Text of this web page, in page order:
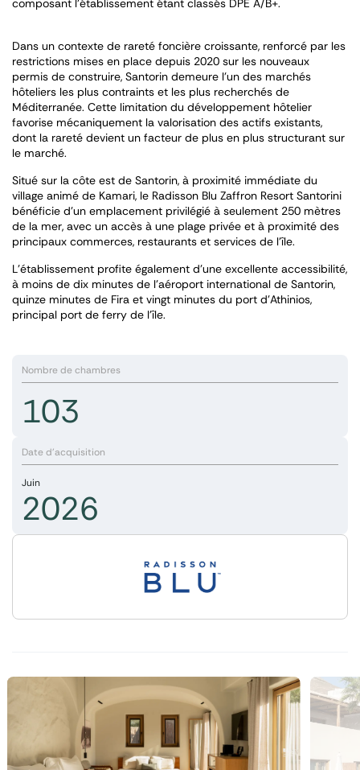
composant l’établissement étant classés DPE A/B+.
Dans un contexte de rareté foncière croissante, renforcé par les
restrictions mises en place depuis 2020 sur les nouveaux
permis de construire, Santorin demeure l’un des marchés
hôteliers les plus contraints et les plus recherchés de
Méditerranée. Cette limitation du développement hôtelier
favorise mécaniquement la valorisation des actifs existants,
dont la rareté devient un facteur de plus en plus structurant sur
le marché.
Situé sur la côte est de Santorin, à proximité immédiate du
village animé de Kamari, le Radisson Blu Zaffron Resort Santorini
bénéficie d’un emplacement privilégié à seulement 250 mètres
de la mer, avec un accès à une plage privée et à proximité des
principaux commerces, restaurants et services de l’île.
L’établissement profite également d’une excellente accessibilité,
à moins de dix minutes de l’aéroport international de Santorin,
quinze minutes de Fira et vingt minutes du port d’Athinios,
principal port de ferry de l’île.
Nombre de chambres
103
Date d'acquisition
Juin
2026